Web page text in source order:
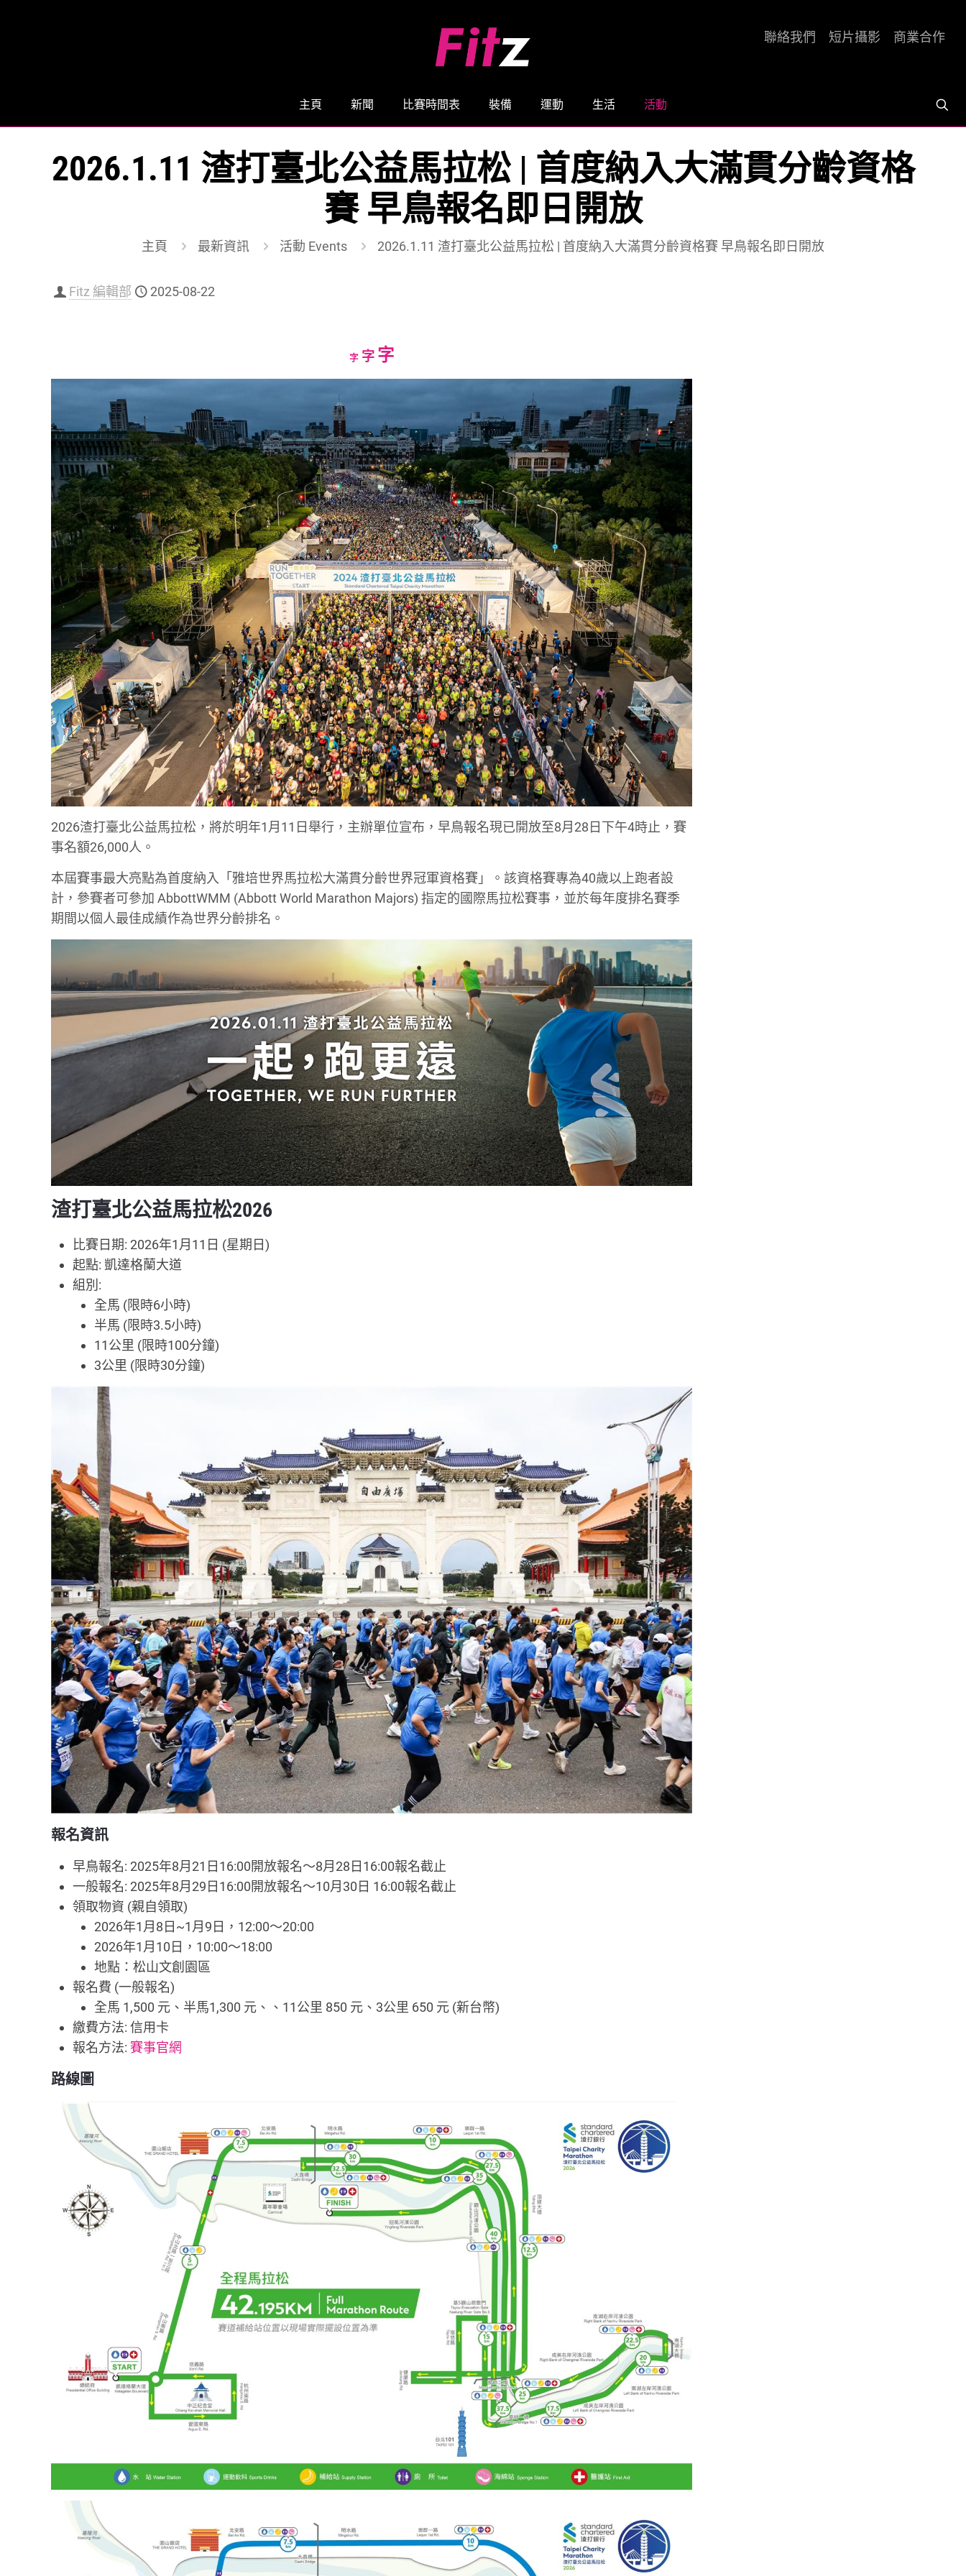
主頁 新聞 比賽時間表 裝備 運動 生活 活動
聯絡我們 短片攝影 商業合作
2026.1.11 渣打臺北公益馬拉松 | 首度納入大滿貫分齡資格
賽 早鳥報名即日開放
主頁 最新資訊 活動 Events 2026.1.11 渣打臺北公益馬拉松 | 首度納入大滿貫分齡資格賽 早鳥報名即日開放
Fitz 編輯部 2025-08-22
字Decrease
字Reset
字Increase
font
2026渣打臺北公益馬拉松，將於明年1月11日舉行，主辦單位宣布，早鳥報名現已開放至8月28日下午4時止，賽
事名額26,000人。
本屆賽事最大亮點為首度納入「雅培世界馬拉松大滿貫分齡世界冠軍資格賽」。該資格賽專為40歲以上跑者設
計，參賽者可參加 AbbottWMM (Abbott World Marathon Majors) 指定的國際馬拉松賽事，並於每年度排名賽季
期間以個人最佳成績作為世界分齡排名。
渣打臺北公益馬拉松2026
比賽日期: 2026年1月11日 (星期日)
起點: 凱達格蘭大道
組別:
全馬 (限時6小時)
半馬 (限時3.5小時)
11公里 (限時100分鐘)
3公里 (限時30分鐘)
報名資訊
早鳥報名: 2025年8月21日16:00開放報名～8月28日16:00報名截止
一般報名: 2025年8月29日16:00開放報名～10月30日 16:00報名截止
領取物資 (親自領取)
2026年1月8日~1月9日，12:00～20:00
2026年1月10日，10:00～18:00
地點：松山文創園區
報名費 (一般報名)
全馬 1,500 元、半馬1,300 元、、11公里 850 元、3公里 650 元 (新台幣)
繳費方法: 信用卡
報名方法:賽事官網
路線圖